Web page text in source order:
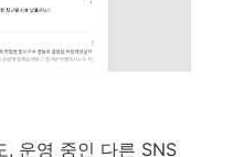
, 운영 중인 다른 SNS